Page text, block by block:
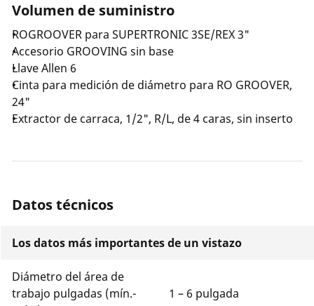
Volumen de suministro
ROGROOVER para SUPERTRONIC 3SE/REX 3"
Accesorio GROOVING sin base
Llave Allen 6
Cinta para medición de diámetro para RO GROOVER,
24"
Extractor de carraca, 1/2", R/L, de 4 caras, sin inserto
Datos técnicos
Los datos más importantes de un vistazo
Diámetro del área de
trabajo pulgadas (mín.-
1 – 6 pulgada